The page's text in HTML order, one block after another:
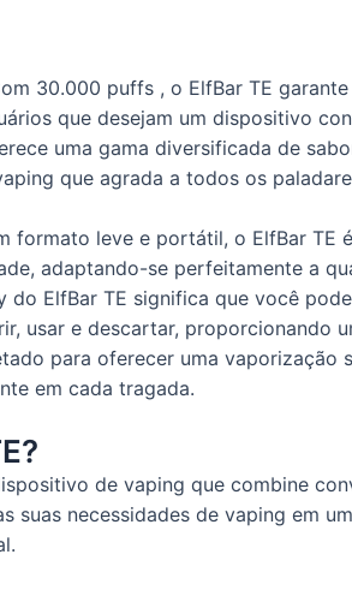
30.000 puffs , o ElfBar TE
que desejam um dispositivo
uma gama diversificada de
que agrada a todos os
formato leve e portátil, o ElfBar
adaptando-se perfeitamente a
do ElfBar TE significa que você
usar e descartar, proporcionando
para oferecer uma
em cada tragada.
de vaping que combine
suas necessidades de vaping em